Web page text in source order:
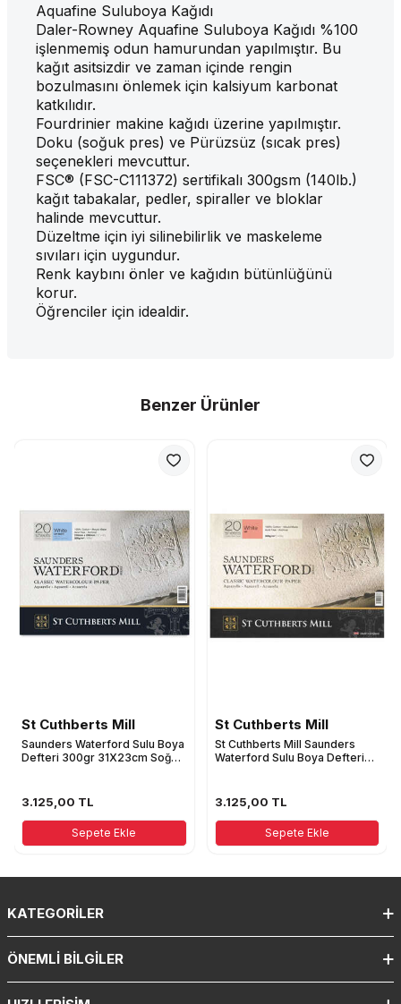
Aquafine Suluboya Kağıdı
Daler-Rowney Aquafine Suluboya Kağıdı %100
işlenmemiş odun hamurundan yapılmıştır. Bu
kağıt asitsizdir ve zaman içinde rengin
bozulmasını önlemek için kalsiyum karbonat
katkılıdır.
Fourdrinier makine kağıdı üzerine yapılmıştır.
Doku (soğuk pres) ve Pürüzsüz (sıcak pres)
seçenekleri mevcuttur.
FSC® (FSC-C111372) sertifikalı 300gsm (140lb.)
kağıt tabakalar, pedler, spiraller ve bloklar
halinde mevcuttur.
Düzeltme için iyi silinebilirlik ve maskeleme
sıvıları için uygundur.
Renk kaybını önler ve kağıdın bütünlüğünü
korur.
Öğrenciler için idealdir.
Benzer Ürünler
St Cuthberts Mill
Saunders Waterford Sulu Boya
Defteri 300gr 31X23cm Soğuk
3.125,00 TL
Sepete Ekle
St Cuthberts Mill
St Cuthberts Mill Saunders
Waterford Sulu Boya Defteri
3.125,00 TL
Sepete Ekle
KATEGORILER
ÖNEMLI BILGILER